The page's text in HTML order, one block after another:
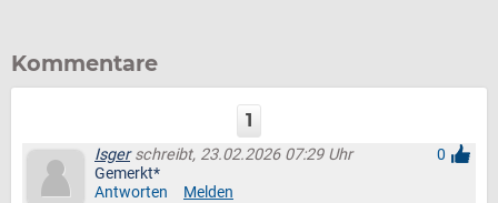
Kommentare
1
Isgerschreibt, 23.02.2026 07:29 Uhr
0
Gemerkt*
Antworten
Melden